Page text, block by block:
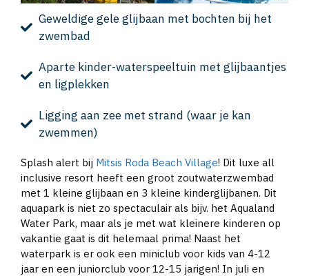
Geweldige gele glijbaan met bochten bij het
zwembad
Aparte kinder-waterspeeltuin met glijbaantjes
en ligplekken
Ligging aan zee met strand (waar je kan
zwemmen)
Splash alert bij Mitsis Roda Beach Village! Dit luxe all
inclusive resort heeft een groot zoutwaterzwembad
met 1 kleine glijbaan en 3 kleine kinderglijbanen. Dit
aquapark is niet zo spectaculair als bijv. het Aqualand
Water Park, maar als je met wat kleinere kinderen op
vakantie gaat is dit helemaal prima! Naast het
waterpark is er ook een miniclub voor kids van 4-12
jaar en een juniorclub voor 12-15 jarigen! In juli en